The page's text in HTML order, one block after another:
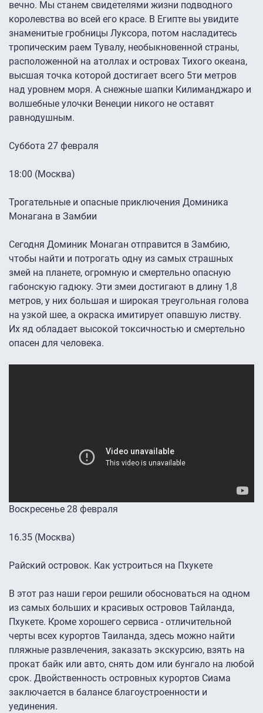
вечно. Мы станем свидетелями жизни подводного
королевства во всей его красе. В Египте вы увидите
знаменитые гробницы Луксора, потом насладитесь
тропическим раем Тувалу, необыкновенной страны,
расположенной на атоллах и островах Тихого океана,
высшая точка которой достигает всего 5ти метров
над уровнем моря. А снежные шапки Килиманджаро и
волшебные улочки Венеции никого не оставят
равнодушным.
Суббота 27 февраля
18:00 (Москва)
Трогательные и опасные приключения Доминика
Монагана в Замбии
Сегодня Доминик Монаган отправится в Замбию,
чтобы найти и потрогать одну из самых страшных
змей на планете, огромную и смертельно опасную
габонскую гадюку. Эти змеи достигают в длину 1,8
метров, у них большая и широкая треугольная голова
на узкой шее, а окраска имитирует опавшую листву.
Их яд обладает высокой токсичностью и смертельно
опасен для человека.
Воскресенье 28 февраля
16.35 (Москва)
Райский островок. Как устроиться на Пхукете
В этот раз наши герои решили обосноваться на одном
из самых больших и красивых островов Тайланда,
Пхукете. Кроме хорошего сервиса - отличительной
черты всех курортов Таиланда, здесь можно найти
пляжные развлечения, заказать экскурсию, взять на
прокат байк или авто, снять дом или бунгало на любой
срок. Двойственность островных курортов Сиама
заключается в балансе благоустроенности и
уединения.